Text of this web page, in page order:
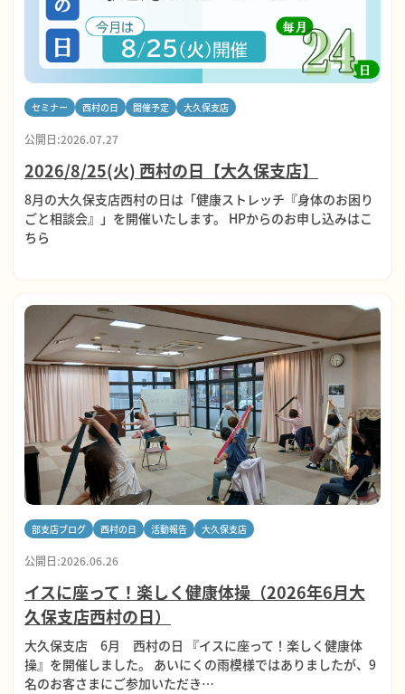
セミナー 西村の日 開催予定 大久保支店
公開日:2026.07.27
2026/8/25(火) 西村の日【大久保支店】
8月の大久保支店西村の日は「健康ストレッチ『身体のお困り
ごと相談会』」を開催いたします。 HPからのお申し込みはこ
ちら
部支店ブログ 西村の日 活動報告 大久保支店
公開日:2026.06.26
イスに座って！楽しく健康体操（2026年6月大
久保支店西村の日）
大久保支店 6月 西村の日 『イスに座って！楽しく健康体
操』を開催しました。 あいにくの雨模様ではありましたが、9
名のお客さまにご参加いただき…